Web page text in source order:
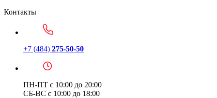
Контакты
+7 (484) 275-50-50
ПН-ПТ с 10:00 до 20:00
СБ-ВС с 10:00 до 18:00